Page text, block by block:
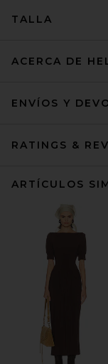
TALLA
ACERCA DE
ENVÍOS Y
RATINGS &
ARTÍCULOS